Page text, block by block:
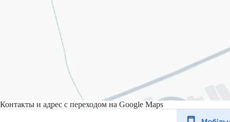
Контакты и адрес с переходом на Google Maps